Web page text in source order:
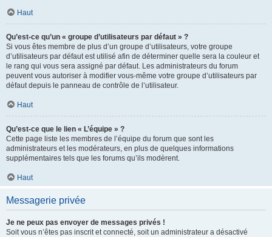
Haut
Qu’est-ce qu’un « groupe d’utilisateurs par défaut » ?
Si vous êtes membre de plus d’un groupe d’utilisateurs, votre groupe
d’utilisateurs par défaut est utilisé afin de déterminer quelle sera la couleur et
le rang qui vous sera assigné par défaut. Les administrateurs du forum
peuvent vous autoriser à modifier vous-même votre groupe d’utilisateurs par
défaut depuis le panneau de contrôle de l’utilisateur.
Haut
Qu’est-ce que le lien « L’équipe » ?
Cette page liste les membres de l’équipe du forum que sont les
administrateurs et les modérateurs, en plus de quelques informations
supplémentaires tels que les forums qu’ils modèrent.
Haut
Messagerie privée
Je ne peux pas envoyer de messages privés !
Soit vous n’êtes pas inscrit et connecté, soit un administrateur a désactivé